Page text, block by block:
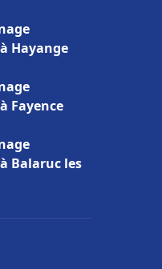
Hayange
Fayence
Balaruc les